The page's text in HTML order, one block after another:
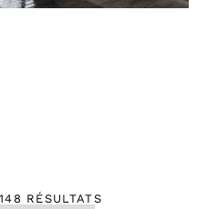
RÉSULTATS